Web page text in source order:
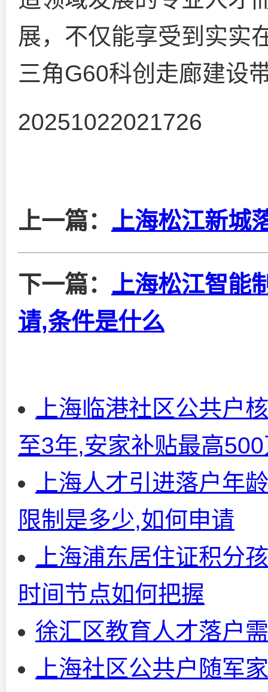
展，不仅能享受到实实
三角G60科创走廊建设
20251022021726
上一篇： 上海松江新城
下一篇： 上海松江智能
请,条件是什么
上海临港社区公共户
至3年,安家补贴最高
上海人才引进落户年
限制是多少,如何申请
上海浦东居住证积分
时间节点如何把握
徐汇区教育人才落户
上海社区公共户随军